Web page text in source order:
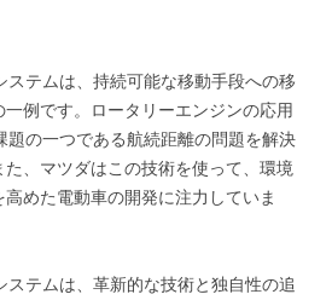
ステムは、持続可能な移動手段への移
例です。ロータリーエンジンの応用
題の一つである航続距離の問題を解決
、マツダはこの技術を使って、環境
めた電動車の開発に注力していま
ステムは、革新的な技術と独自性の追